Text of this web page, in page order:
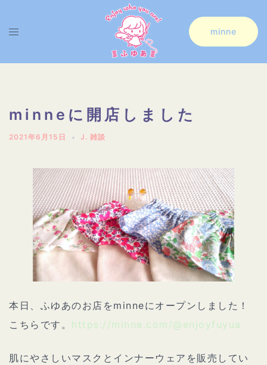
ン
ン
ス
キ
ト
minne
minneに開店しました
2021年6月15日 J. 雑談
本日、ふゆあのお店をminneにオープンしました！
こちらです。 https://minne.com/@enjoyfuyua
肌にやさしいマスクとインナーウェアを販売してい